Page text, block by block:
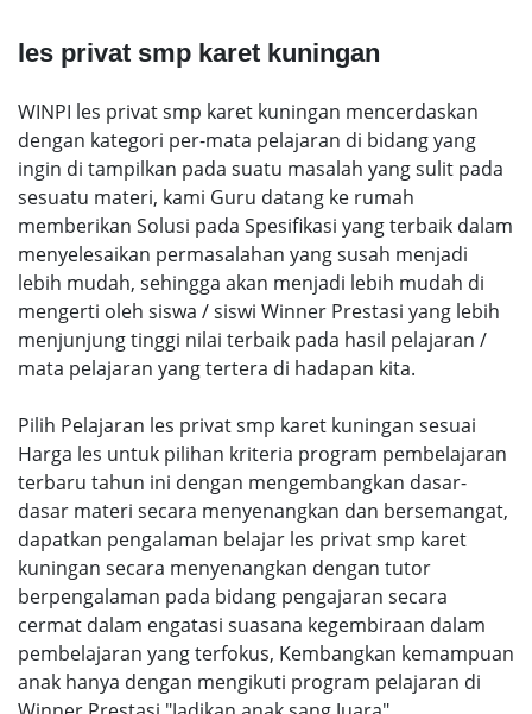
les privat smp karet kuningan
WINPI les privat smp karet kuningan mencerdaskan
dengan kategori per-mata pelajaran di bidang yang
ingin di tampilkan pada suatu masalah yang sulit pada
sesuatu materi, kami Guru datang ke rumah
memberikan Solusi pada Spesifikasi yang terbaik dalam
menyelesaikan permasalahan yang susah menjadi
lebih mudah, sehingga akan menjadi lebih mudah di
mengerti oleh siswa / siswi Winner Prestasi yang lebih
menjunjung tinggi nilai terbaik pada hasil pelajaran /
mata pelajaran yang tertera di hadapan kita.
Pilih Pelajaran les privat smp karet kuningan sesuai
Harga les untuk pilihan kriteria program pembelajaran
terbaru tahun ini dengan mengembangkan dasar-
dasar materi secara menyenangkan dan bersemangat,
dapatkan pengalaman belajar les privat smp karet
kuningan secara menyenangkan dengan tutor
berpengalaman pada bidang pengajaran secara
cermat dalam engatasi suasana kegembiraan dalam
pembelajaran yang terfokus, Kembangkan kemampuan
anak hanya dengan mengikuti program pelajaran di